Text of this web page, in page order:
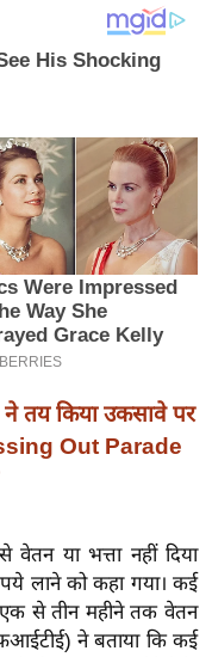
तय किया उकसावे पर
Out Parade
वेतन या भत्ता नहीं दिया
लाने को कहा गया। कई
से तीन महीने तक वेतन
ने बताया कि कई